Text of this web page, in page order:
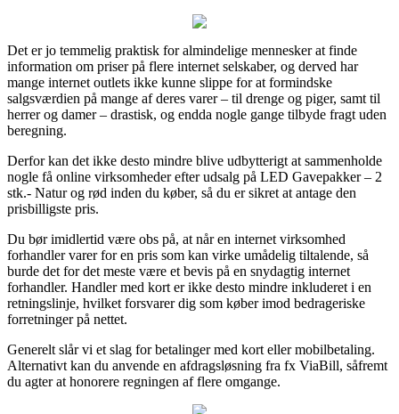
Det er jo temmelig praktisk for almindelige mennesker at finde
information om priser på flere internet selskaber, og derved har
mange internet outlets ikke kunne slippe for at formindske
salgsværdien på mange af deres varer – til drenge og piger, samt til
herrer og damer – drastisk, og endda nogle gange tilbyde fragt uden
beregning.
Derfor kan det ikke desto mindre blive udbytterigt at sammenholde
nogle få online virksomheder efter udsalg på LED Gavepakker – 2
stk.- Natur og rød inden du køber, så du er sikret at antage den
prisbilligste pris.
Du bør imidlertid være obs på, at når en internet virksomhed
forhandler varer for en pris som kan virke umådelig tiltalende, så
burde det for det meste være et bevis på en snydagtig internet
forhandler. Handler med kort er ikke desto mindre inkluderet i en
retningslinje, hvilket forsvarer dig som køber imod bedrageriske
forretninger på nettet.
Generelt slår vi et slag for betalinger med kort eller mobilbetaling.
Alternativt kan du anvende en afdragsløsning fra fx ViaBill, såfremt
du agter at honorere regningen af flere omgange.